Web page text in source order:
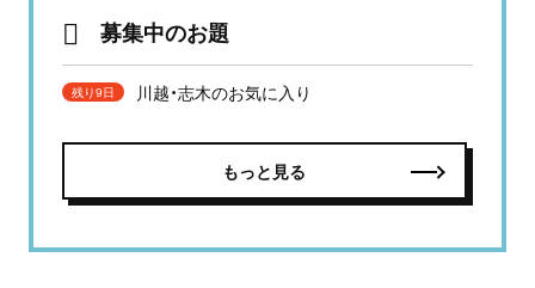
募集中のお題
残り9日 川越・志木のお気に入り
もっと見る